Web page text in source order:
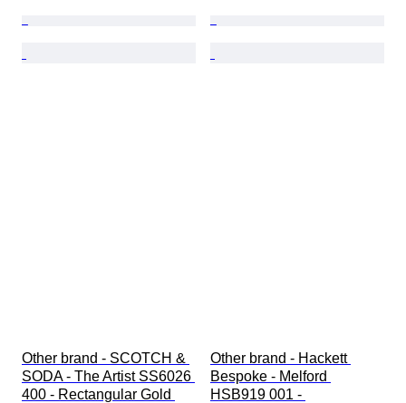
Other brand - SCOTCH &
SODA - The Artist SS6026
400 - Rectangular Gold
Other brand - Hackett
Bespoke - Melford
HSB919 001 -